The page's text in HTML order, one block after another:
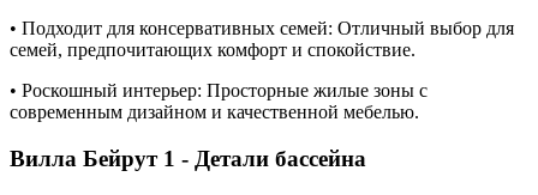
• Подходит для консервативных семей: Отличный выбор для
семей, предпочитающих комфорт и спокойствие.
• Роскошный интерьер: Просторные жилые зоны с
современным дизайном и качественной мебелью.
Вилла Бейрут 1 - Детали бассейна